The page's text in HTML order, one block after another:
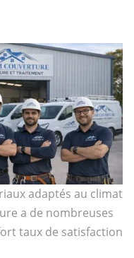
adaptés au climat
a de nombreuses
taux de satisfaction